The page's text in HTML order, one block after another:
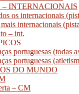
– INTERNACIONAIS
os internacionais
internacionais
– int.
portuguesas (todas
portuguesas
DO MUNDO
– CM